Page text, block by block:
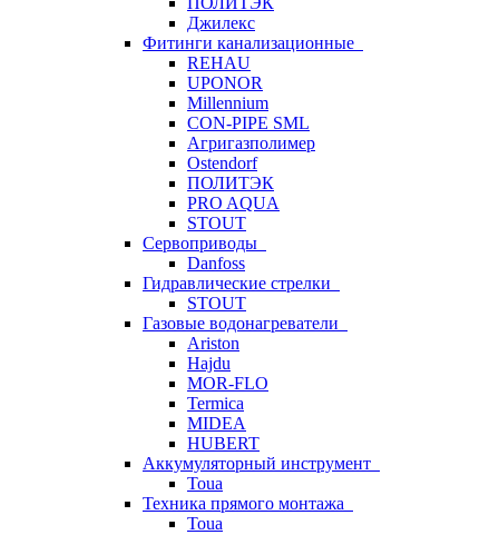
Джилекс
Фитинги канализационные
REHAU
UPONOR
Millennium
CON-PIPE SML
Агригазполимер
Ostendorf
ПОЛИТЭК
PRO AQUA
STOUT
Сервоприводы
Danfoss
Гидравлические стрелки
STOUT
Газовые водонагреватели
Ariston
Hajdu
MOR-FLO
Termica
MIDEA
HUBERT
Аккумуляторный инструмент
Toua
Техника прямого монтажа
Toua